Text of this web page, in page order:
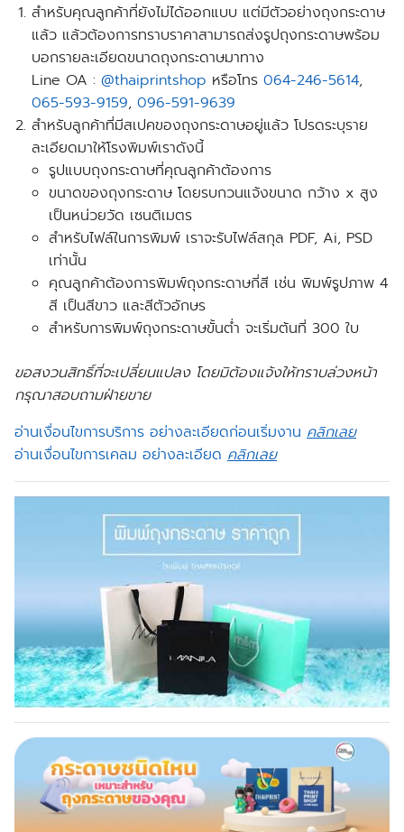
สำหรับคุณลูกค้าที่ยังไม่ได้ออกแบบ แต่มีตัวอย่างถุงกระดาษ
แล้ว แล้วต้องการทราบราคาสามารถส่งรูปถุงกระดาษพร้อม
บอกรายละเอียดขนาดถุงกระดาษมาทาง
Line OA : @thaiprintshop หรือโทร064-246-5614,
065-593-9159,096-591-9639
สำหรับลูกค้าที่มีสเปคของถุงกระดาษอยู่แล้ว โปรดระบุราย
ละเอียดมาให้โรงพิมพ์เราดังนี้
รูปแบบถุงกระดาษที่คุณลูกค้าต้องการ
ขนาดของถุงกระดาษ โดยรบกวนแจ้งขนาด กว้าง x สูง
เป็นหน่วยวัด เซนติเมตร
สำหรับไฟล์ในการพิมพ์ เราจะรับไฟล์สกุล PDF, Ai, PSD
เท่านั้น
คุณลูกค้าต้องการพิมพ์ถุงกระดาษกี่สี เช่น พิมพ์รูปภาพ 4
สี เป็นสีขาว และสีตัวอักษร
สำหรับการพิมพ์ถุงกระดาษขั้นต่ำ จะเริ่มต้นที่ 300 ใบ
ขอสงวนสิทธิ์ที่จะเปลี่ยนแปลง โดยมิต้องแจ้งให้ทราบล่วงหน้า
กรุณาสอบถามฝ่ายขาย
อ่านเงื่อนไขการบริการ อย่างละเอียดก่อนเริ่มงาน คลิกเลย
อ่านเงื่อนไขการเคลม อย่างละเอียด คลิกเลย